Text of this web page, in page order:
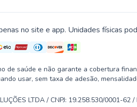
no site e app. Unidades físicas
de saúde e não garante a cobertura
usar, sem taxa de adesão,
LTDA / CNPJ: 19.258.530/0001-